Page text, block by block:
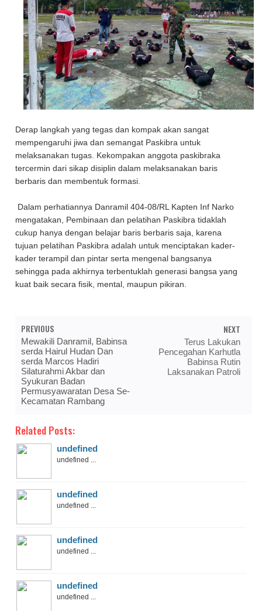
Derap langkah yang tegas dan kompak akan sangat
mempengaruhi jiwa dan semangat Paskibra untuk
melaksanakan tugas. Kekompakan anggota paskibraka
tercermin dari sikap disiplin dalam melaksanakan baris
berbaris dan membentuk formasi.
Dalam perhatiannya Danramil 404-08/RL Kapten Inf Narko
mengatakan, Pembinaan dan pelatihan Paskibra tidaklah
cukup hanya dengan belajar baris berbaris saja, karena
tujuan pelatihan Paskibra adalah untuk menciptakan kader-
kader terampil dan pintar serta mengenal bangsanya
sehingga pada akhirnya terbentuklah generasi bangsa yang
kuat baik secara fisik, mental, maupun pikiran.
PREVIOUS
Mewakili Danramil, Babinsa
serda Hairul Hudan Dan
serda Marcos Hadiri
Silaturahmi Akbar dan
Syukuran Badan
Permusyawaratan Desa Se-
Kecamatan Rambang
NEXT
Terus Lakukan
Pencegahan Karhutla
Babinsa Rutin
Laksanakan Patroli
Related Posts:
undefined
undefined ...
undefined
undefined ...
undefined
undefined ...
undefined
undefined ...